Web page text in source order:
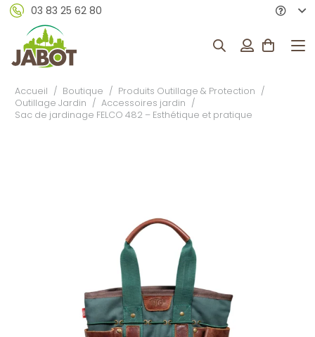
03 83 25 62 80
Accueil / Boutique / Produits Outillage & Protection /
Outillage Jardin / Accessoires jardin /
Sac de jardinage FELCO 482 – Esthétique et pratique